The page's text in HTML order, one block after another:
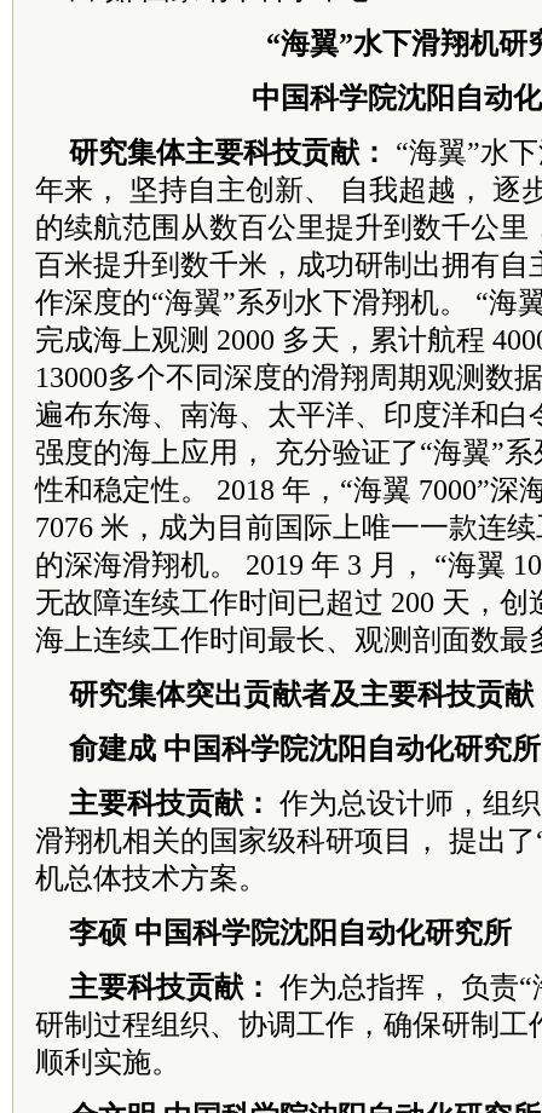
“海翼”水下滑翔机研
中国科学院沈阳自动
研究集体主要科技贡献： “海翼”水
年来， 坚持自主创新、 自我超越， 逐
的续航范围从数百公里提升到数千公里
百米提升到数千米，成功研制出拥有自
作深度的“海翼”系列水下滑翔机。 “海
完成海上观测 2000 多天，累计航程
13000多个不同深度的滑翔周期观测数
遍布东海、南海、太平洋、印度洋和白
强度的海上应用， 充分验证了“海翼”
性和稳定性。 2018 年，“海翼 7000”深
7076 米， 成为目前国际上唯一一款连
的深海滑翔机。 2019 年 3 月， “海翼
无故障连续工作时间已超过 200 天，
海上连续工作时间最长、观测剖面数最
研究集体突出贡献者及主要科技贡献
俞建成 中国科学院沈阳自动化研究所
主要科技贡献： 作为总设计师，组
滑翔机相关的国家级科研项目， 提出
机总体技术方案。
李硕 中国科学院沈阳自动化研究所
主要科技贡献： 作为总指挥， 负责
研制过程组织、协调工作，确保研制工
顺利实施。